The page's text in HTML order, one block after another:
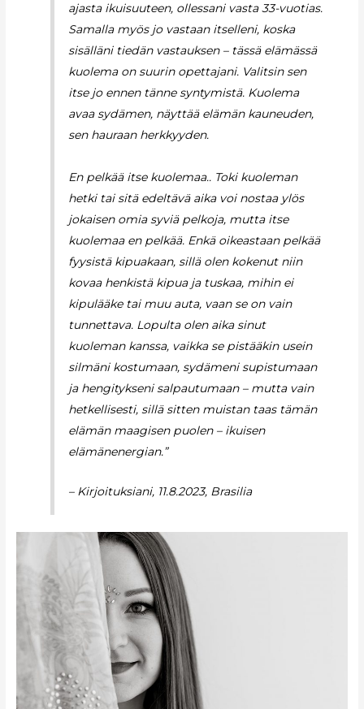
ajasta ikuisuuteen, ollessani vasta 33-vuotias.
Samalla myös jo vastaan itselleni, koska
sisälläni tiedän vastauksen – tässä elämässä
kuolema on suurin opettajani. Valitsin sen
itse jo ennen tänne syntymistä. Kuolema
avaa sydämen, näyttää elämän kauneuden,
sen hauraan herkkyyden.
En pelkää itse kuolemaa.. Toki kuoleman
hetki tai sitä edeltävä aika voi nostaa ylös
jokaisen omia syviä pelkoja, mutta itse
kuolemaa en pelkää. Enkä oikeastaan pelkää
fyysistä kipuakaan, sillä olen kokenut niin
kovaa henkistä kipua ja tuskaa, mihin ei
kipulääke tai muu auta, vaan se on vain
tunnettava. Lopulta olen aika sinut
kuoleman kanssa, vaikka se pistääkin usein
silmäni kostumaan, sydämeni supistumaan
ja hengitykseni salpautumaan – mutta vain
hetkellisesti, sillä sitten muistan taas tämän
elämän maagisen puolen – ikuisen
elämänenergian.”
– Kirjoituksiani, 11.8.2023, Brasilia